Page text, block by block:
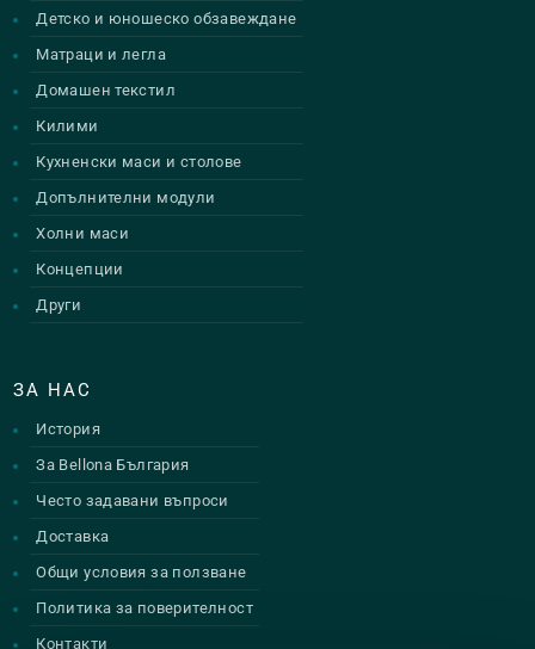
Детско и юношеско обзавеждане
Матраци и легла
Домашен текстил
Килими
Кухненски маси и столове
Допълнителни модули
Холни маси
Концепции
Други
ЗА НАС
История
За Bellona България
Често задавани въпроси
Доставка
Общи условия за ползване
Политика за поверителност
Контакти